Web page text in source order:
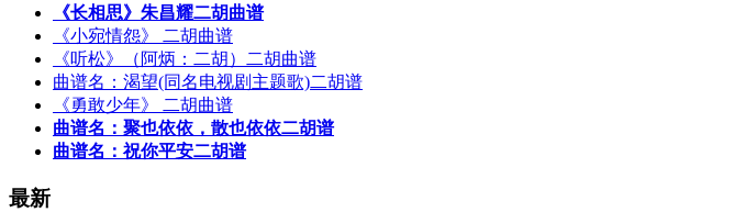
《长相思》朱昌耀二胡曲谱
《小宛情怨》 二胡曲谱
《听松》（阿炳：二胡）二胡曲谱
曲谱名：渴望(同名电视剧主题歌)二胡谱
《勇敢少年》 二胡曲谱
曲谱名：聚也依依，散也依依二胡谱
曲谱名：祝你平安二胡谱
最新